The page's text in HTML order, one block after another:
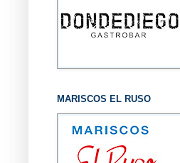
MARISCOS EL RUSO